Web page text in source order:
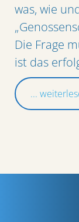
was, wie
Die Frage
ist das
...